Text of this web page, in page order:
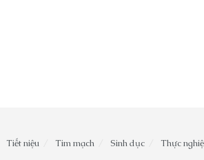
Tiết niệu Tim mạch Sinh dục Thực